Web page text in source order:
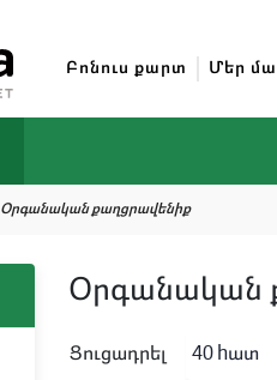
Բոնուս քարտ Մեր
Օրգանական քաղցրավենիք
Օրգանական
Ցուցադրել 40 hատ